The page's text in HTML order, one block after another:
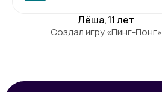
Лёша, 11 лет
Создал игру «Пинг-Понг»